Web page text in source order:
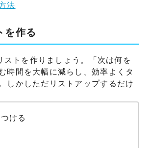
法
を作る
ストを作りましょう。「次は何を
時間を大幅に減らし、効率よくタ
しかしただリストアップするだけ
ける